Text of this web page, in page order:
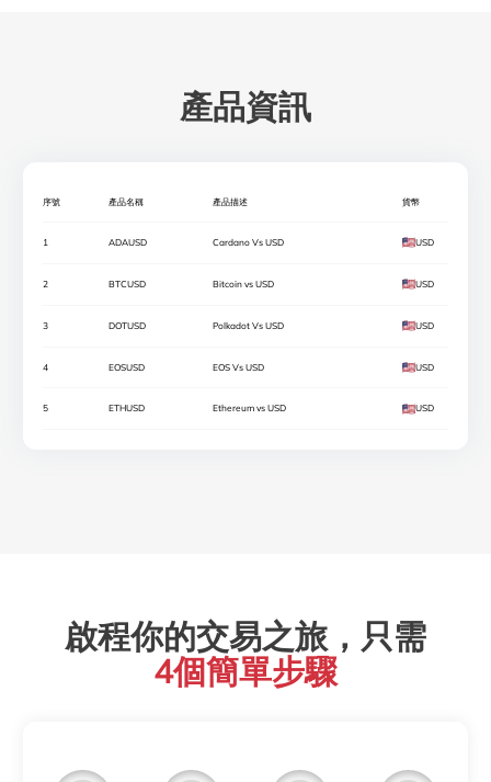
產品資訊
序號 產品名稱 產品描述 貨幣
1 ADAUSD Cardano Vs USD USD
2 BTCUSD Bitcoin vs USD USD
3 DOTUSD Polkadot Vs USD USD
4 EOSUSD EOS Vs USD USD
5 ETHUSD Ethereum vs USD USD
啟程你的交易之旅，只需
4個簡單步驟